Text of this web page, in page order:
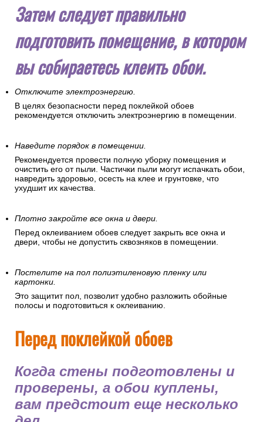
Затем следует правильно
подготовить помещение, в котором
вы собираетесь клеить обои.
Отключите электроэнергию.
В целях безопасности перед поклейкой обоев
рекомендуется отключить электроэнергию в помещении.
Наведите порядок в помещении.
Рекомендуется провести полную уборку помещения и
очистить его от пыли. Частички пыли могут испачкать обои,
навредить здоровью, осесть на клее и грунтовке, что
ухудшит их качества.
Плотно закройте все окна и двери.
Перед оклеиванием обоев следует закрыть все окна и
двери, чтобы не допустить сквозняков в помещении.
Постелите на пол полиэтиленовую пленку или
картонки.
Это защитит пол, позволит удобно разложить обойные
полосы и подготовиться к оклеиванию.
Перед поклейкой обоев
Когда стены подготовлены и
проверены, а обои куплены,
вам предстоит еще несколько